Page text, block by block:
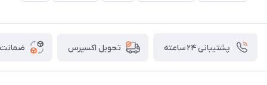
پشتیبانی ۲۴ ساعته تحویل اکسپرس ضمانت